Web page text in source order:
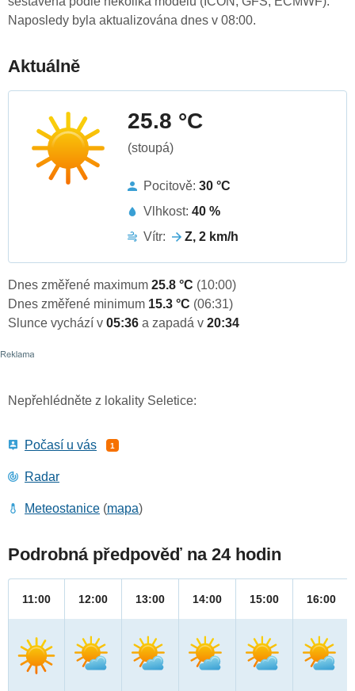
Naposledy byla aktualizována dnes v 08:00.
Aktuálně
25.8 °C
(stoupá)
Pocitově: 30 °C
Vlhkost: 40 %
Vítr:
Z, 2 km/h
Dnes změřené maximum 25.8 °C (10:00)
Dnes změřené minimum 15.3 °C (06:31)
Slunce vychází v 05:36 a zapadá v 20:34
Nepřehlédněte z lokality Seletice:
Počasí u vás 1
Radar
Meteostanice (mapa)
Podrobná předpověď na 24 hodin
11:00 12:00 13:00 14:00 15:00 16:00